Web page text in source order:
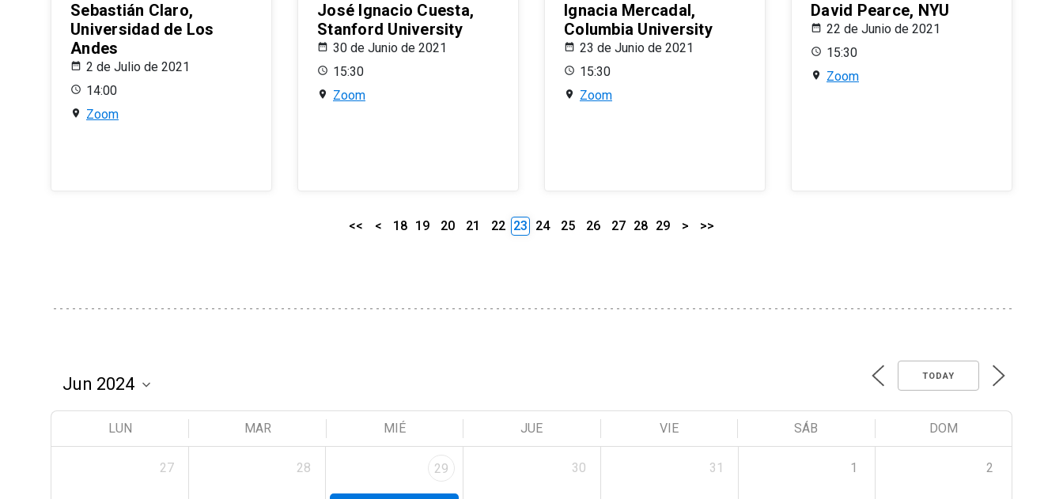
Sebastián Claro,
Universidad de Los
Andes
2 de Julio de 2021
14:00
Zoom
José Ignacio Cuesta,
Stanford University
30 de Junio de 2021
15:30
Zoom
Ignacia Mercadal,
Columbia University
23 de Junio de 2021
15:30
Zoom
David Pearce, NYU
22 de Junio de 2021
15:30
Zoom
<< < 18 19 20 21 22 23 24 25 26 27 28 29 > >>
TODAY
LUN MAR MIÉ JUE VIE SÁB DOM
27 28 29 30 31 1 2